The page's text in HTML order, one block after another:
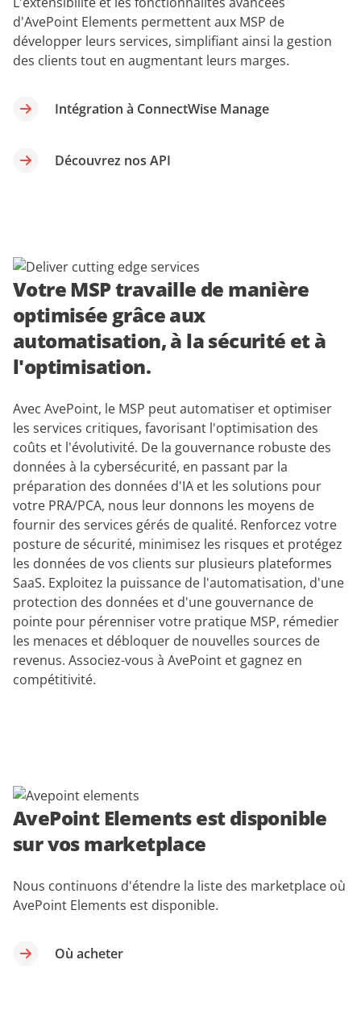
d'AvePoint Elements permettent aux MSP de
développer leurs services, simplifiant ainsi la gestion
des clients tout en augmentant leurs marges.
Intégration à ConnectWise Manage
Découvrez nos API
Votre MSP travaille de manière
optimisée grâce aux
automatisation, à la sécurité et à
l'optimisation.
Avec AvePoint, le MSP peut automatiser et optimiser
les services critiques, favorisant l'optimisation des
coûts et l'évolutivité. De la gouvernance robuste des
données à la cybersécurité, en passant par la
préparation des données d'IA et les solutions pour
votre PRA/PCA, nous leur donnons les moyens de
fournir des services gérés de qualité. Renforcez votre
posture de sécurité, minimisez les risques et protégez
les données de vos clients sur plusieurs plateformes
SaaS. Exploitez la puissance de l'automatisation, d'une
protection des données et d'une gouvernance de
pointe pour pérenniser votre pratique MSP, rémedier
les menaces et débloquer de nouvelles sources de
revenus. Associez-vous à AvePoint et gagnez en
compétitivité.
AvePoint Elements est disponible
sur vos marketplace
Nous continuons d'étendre la liste des marketplace où
AvePoint Elements est disponible.
Où acheter